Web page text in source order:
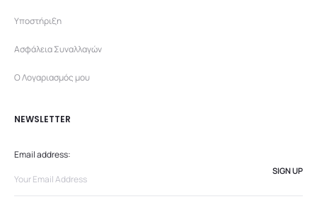
Υποστήριξη
Ασφάλεια Συναλλαγών
Ο Λογαριασμός μου
NEWSLETTER
Email address: